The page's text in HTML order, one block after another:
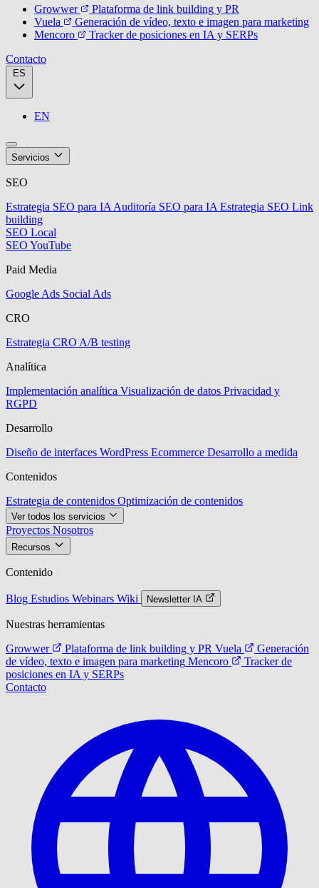
Growwer
Plataforma de link building y PR
Vuela
Generación de vídeo, texto e imagen para marketing
Mencoro
Tracker de posiciones en IA y SERPs
Contacto
EN
Servicios
SEO
Estrategia SEO para IA Auditoría SEO para IA Estrategia SEO Link
building
SEO Local
SEO YouTube
Paid Media
Google Ads Social Ads
CRO
Estrategia CRO A/B testing
Analítica
Implementación analítica Visualización de datos Privacidad y
RGPD
Desarrollo
Diseño de interfaces WordPress Ecommerce Desarrollo a medida
Contenidos
Estrategia de contenidos Optimización de contenidos
Ver todos los servicios
Proyectos Nosotros
Recursos
Contenido
Blog Estudios Webinars Wiki Newsletter IA
Nuestras herramientas
Growwer
Plataforma de link building y PR Vuela
Generación
de vídeo, texto e imagen para marketing Mencoro
Tracker de
posiciones en IA y SERPs
Contacto